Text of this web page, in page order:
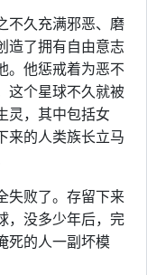
不久充满邪恶、磨
造了拥有自由意志
。他惩戒着为恶不
这个星球不久就被
灵，其中包括女
来的人类族长立马
失败了。存留下来
，没多少年后，完
死的人一副坏模